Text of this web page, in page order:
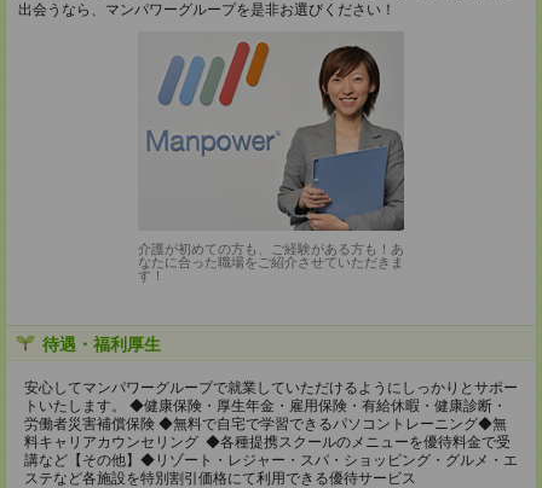
出会うなら、マンパワーグループを是非お選びください！
介護が初めての方も、ご経験がある方も！あ
なたに合った職場をご紹介させていただきま
す！
待遇・福利厚生
安心してマンパワーグループで就業していただけるようにしっかりとサポー
トいたします。 ◆健康保険・厚生年金・雇用保険・有給休暇・健康診断・
労働者災害補償保険 ◆無料で自宅で学習できるパソコントレーニング◆無
料キャリアカウンセリング ◆各種提携スクールのメニューを優待料金で受
講など【その他】◆リゾート・レジャー・スパ・ショッピング・グルメ・エ
ステなど各施設を特別割引価格にて利用できる優待サービス